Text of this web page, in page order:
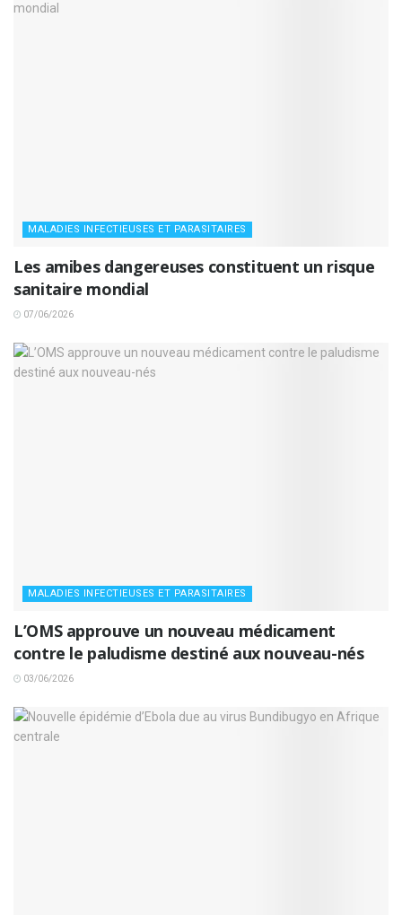
MALADIES INFECTIEUSES ET PARASITAIRES
Les amibes dangereuses constituent un risque
sanitaire mondial
07/06/2026
MALADIES INFECTIEUSES ET PARASITAIRES
L’OMS approuve un nouveau médicament
contre le paludisme destiné aux nouveau-nés
03/06/2026